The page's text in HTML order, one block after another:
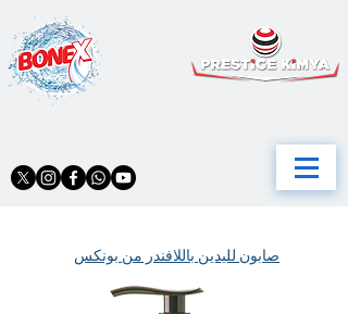
صابون لليدين باللافندر من بونكس